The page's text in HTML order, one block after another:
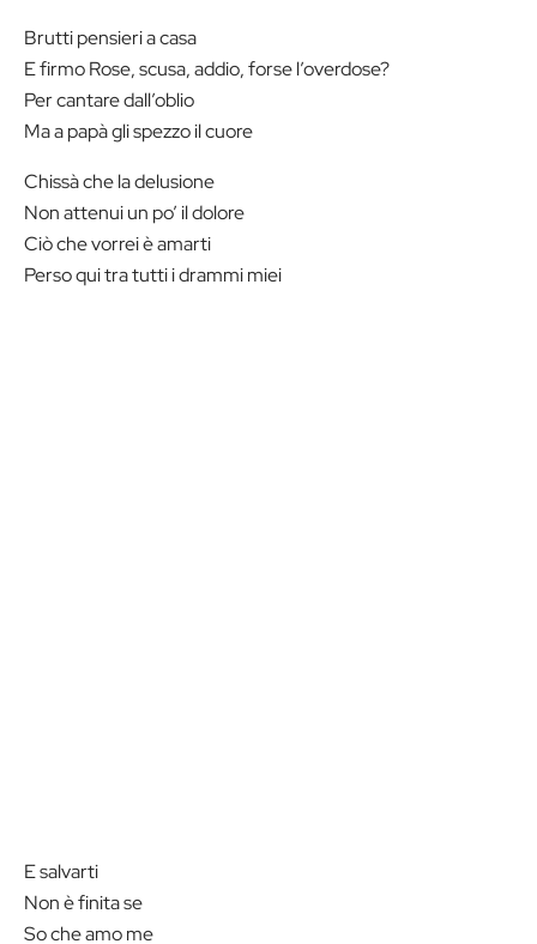
Brutti pensieri a casa
E firmo Rose, scusa, addio, forse l’overdose?
Per cantare dall’oblio
Ma a papà gli spezzo il cuore
Chissà che la delusione
Non attenui un po’ il dolore
Ciò che vorrei è amarti
Perso qui tra tutti i drammi miei
E salvarti
Non è finita se
So che amo me